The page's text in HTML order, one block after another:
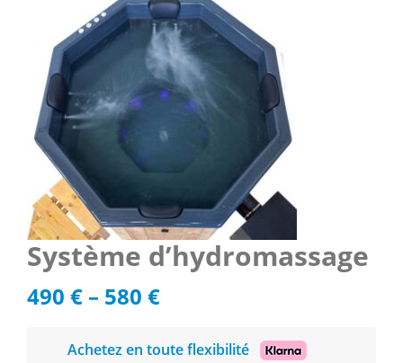
Système d’hydromassage
490 € – 580 €
Achetez en toute flexibilité